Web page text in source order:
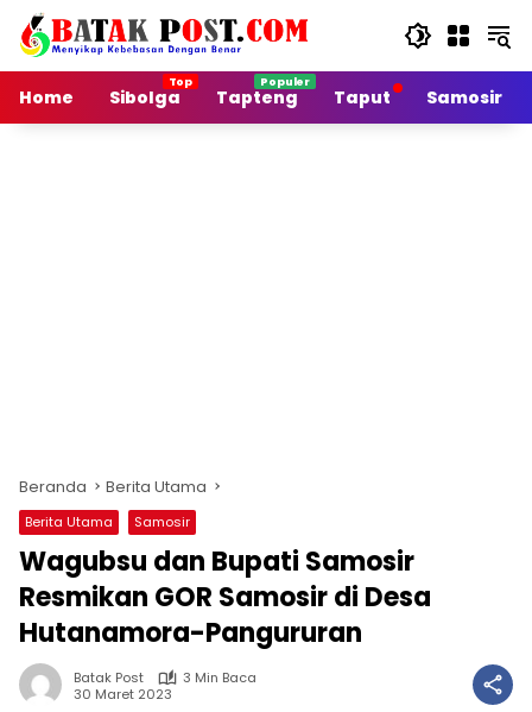
Langsung
konten
Home
Sibolga Tapteng Taput Samosir
Beranda Berita Utama
Berita Utama Samosir
Wagubsu dan Bupati Samosir
Resmikan GOR Samosir di Desa
Hutanamora-Pangururan
Batak Post
3 Min Baca
30 Maret 2023